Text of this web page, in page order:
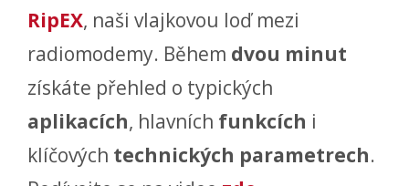
RipEX, naši vlajkovou loď mezi
radiomodemy. Během dvou minut
získáte přehled o typických
aplikacích, hlavních funkcích i
klíčových technických parametrech.